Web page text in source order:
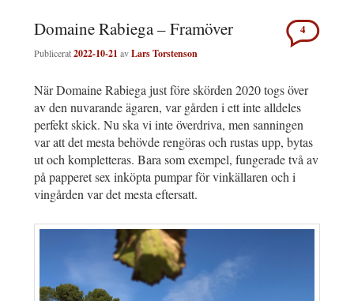
Domaine Rabiega – Framöver
Publicerat2022-10-21 avLars Torstenson
4
När Domaine Rabiega just före skörden 2020 togs över
av den nuvarande ägaren, var gården i ett inte alldeles
perfekt skick. Nu ska vi inte överdriva, men sanningen
var att det mesta behövde rengöras och rustas upp, bytas
ut och kompletteras. Bara som exempel, fungerade två av
på papperet sex inköpta pumpar för vinkällaren och i
vingården var det mesta eftersatt.